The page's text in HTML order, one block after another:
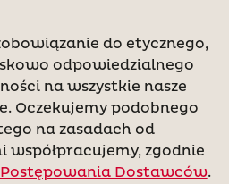
do etycznego,
odpowiedzialnego
na wszystkie nasze
Oczekujemy podobnego
na zasadach od
współpracujemy, zgodnie
Dostawców.